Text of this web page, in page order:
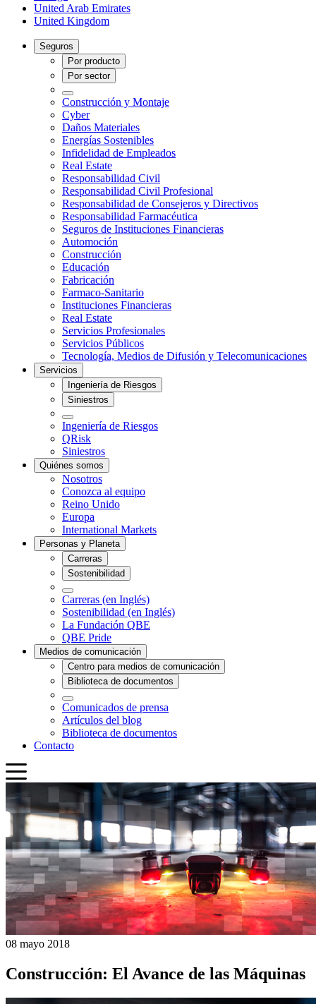
08 mayo 2018
Construcción: El Avance de las Máquinas